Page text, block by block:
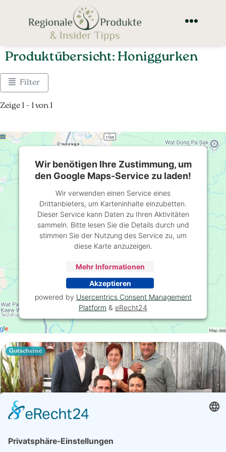
Produktübersicht: Honiggurken
Filter
Zeige 1 – 1 von 1
Gutscheine
Wir benötigen Ihre Zustimmung, um
den Google Maps-Service zu laden!
Wir verwenden einen Service eines
Drittanbieters, um Karteninhalte einzubetten.
Dieser Service kann Daten zu Ihren Aktivitäten
sammeln. Bitte lesen Sie die Details durch und
stimmen Sie der Nutzung des Service zu, um
diese Karte anzuzeigen.
Mehr Informationen
Akzeptieren
powered by Usercentrics Consent Management
Platform & eRecht24